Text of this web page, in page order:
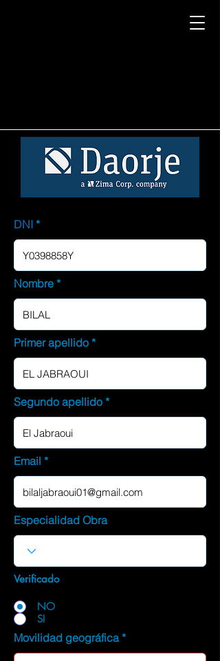
DNI
Nombre
Primer apellido
Segundo apellido
Email
Especialidad Obra
Verificado
NO
SI
Movilidad geográfica